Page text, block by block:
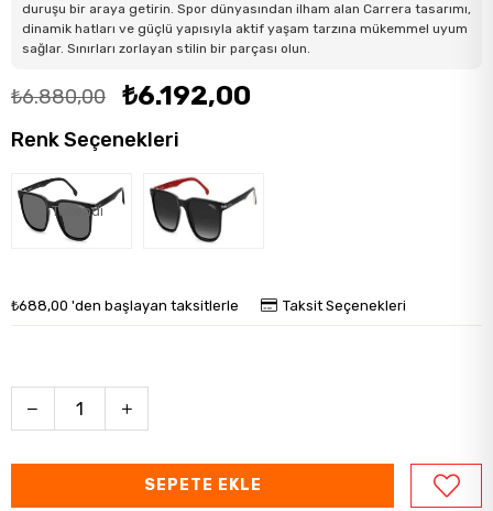
duruşu bir araya getirin. Spor dünyasından ilham alan Carrera tasarımı,
dinamik hatları ve güçlü yapısıyla aktif yaşam tarzına mükemmel uyum
sağlar. Sınırları zorlayan stilin bir parçası olun.
₺6.880,00 ₺6.192,00
Renk Seçenekleri
Tükendi
₺688,00 'den başlayan taksitlerle Taksit Seçenekleri